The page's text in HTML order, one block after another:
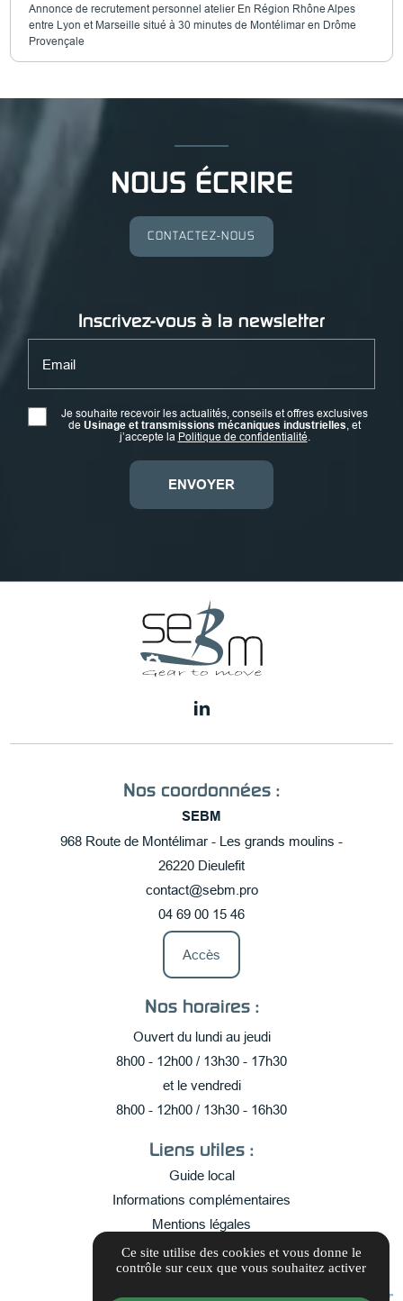
Annonce de recrutement personnel atelier En Région Rhône Alpes
entre Lyon et Marseille situé à 30 minutes de Montélimar en Drôme
Provençale
NOUS ÉCRIRE
CONTACTEZ-NOUS
Inscrivez-vous à la newsletter
Email
Je souhaite recevoir les actualités, conseils et offres exclusives
de Usinage et transmissions mécaniques industrielles, et
j’accepte la Politique de confidentialité.
Nos coordonnées :
SEBM
968 Route de Montélimar - Les grands moulins -
26220 Dieulefit
contact@sebm.pro
04 69 00 15 46
Accès
Nos horaires :
Ouvert du lundi au jeudi
8h00 - 12h00 / 13h30 - 17h30
et le vendredi
8h00 - 12h00 / 13h30 - 16h30
Liens utiles :
Guide local
Informations complémentaires
Mentions légales
Politique de confidentialité
Gestion des cookies
Ce site utilise des cookies et vous donne le
contrôle sur ceux que vous souhaitez activer